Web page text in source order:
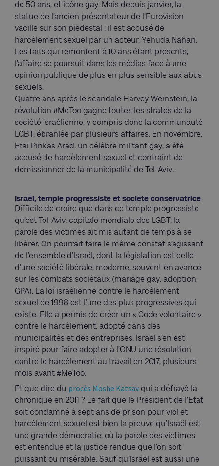
de 50 ans, et icône gay. Mais depuis janvier, la
statue de l’ancien présentateur de l’Eurovision
vacille sur son piédestal : il est accusé de
harcèlement sexuel par un acteur, Yehuda Nahari.
Les faits qui remontent à 10 ans étant prescrits,
l’affaire se poursuit dans les médias face à une
opinion publique de plus en plus sensible aux abus
sexuels.
Quatre ans après le scandale Harvey Weinstein, la
révolution #MeToo gagne toutes les strates de la
société israélienne, y compris donc la communauté
LGBT, ébranlée par plusieurs affaires. En novembre,
Etai Pinkas Arad, un célèbre militant gay, a été
accusé de harcèlement sexuel et contraint de
démissionner de la municipalité de Tel-Aviv.
Israël, temple progressiste et société conservatrice
Difficile de croire que dans ce temple progressiste
qu’est Tel-Aviv, capitale mondiale des LGBT, la
parole des victimes ait mis autant de temps à se
libérer. On pourrait faire le même constat s’agissant
de l’ensemble d’Israël, dont la législation est celle
d’une société libérale, moderne, souvent en avance
sur les combats sociétaux (mariage gay, adoption,
GPA). La loi israélienne contre le harcèlement
sexuel de 1998 est l’une des plus progressives qui
existe. Elle a permis de créer un « Code volontaire »
contre le harcèlement, adopté dans des
municipalités et des entreprises. Israël s’en est
inspiré pour faire adopter à l’ONU une résolution
contre le harcèlement au travail en 2017, plusieurs
mois avant #MeToo.
Et que dire du procès Moshe Katsav qui a défrayé la
chronique en 2011 ? Le fait que le Président de l’Etat
soit condamné à sept ans de prison pour viol et
harcèlement sexuel est bien la preuve qu’Israël est
une grande démocratie, où la parole des victimes
est entendue et la justice rendue que l’on soit
puissant ou misérable. Sauf qu’Israël est aussi une